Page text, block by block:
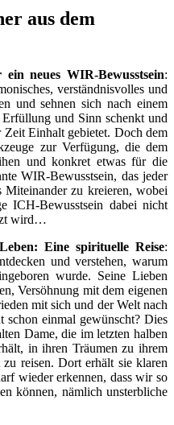
aus dem
neues WIR-Bewusstsein:
verständnisvolles und
und sehnen sich nach einem
und Sinn schenkt und
Zeit Einhalt gebietet. Doch dem
zur Verfügung, die dem
und konkret etwas für die
WIR-Bewusstsein, das jeder
zu kreieren, wobei
ICH-Bewusstsein dabei nicht
wird…
Eine spirituelle Reise:
und verstehen, warum
wurde. Seine Lieben
Versöhnung mit dem eigenen
mit sich und der Welt nach
schon einmal gewünscht? Dies
Dame, die im letzten halben
in ihren Träumen zu ihrem
reisen. Dort erhält sie klaren
wieder erkennen, dass wir so
können, nämlich unsterbliche